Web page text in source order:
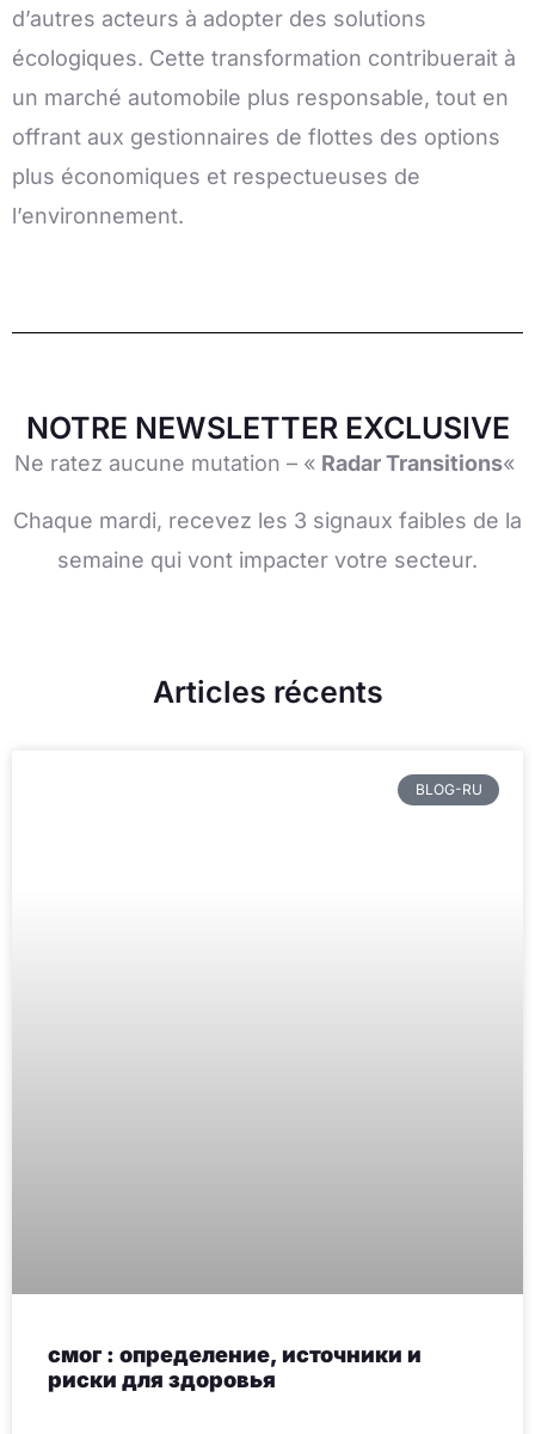
d’autres acteurs à adopter des solutions
écologiques. Cette transformation contribuerait à
un marché automobile plus responsable, tout en
offrant aux gestionnaires de flottes des options
plus économiques et respectueuses de
l’environnement.
NOTRE NEWSLETTER EXCLUSIVE
Ne ratez aucune mutation – « Radar Transitions«
Chaque mardi, recevez les 3 signaux faibles de la
semaine qui vont impacter votre secteur.
Articles récents
BLOG-RU
смог : определение, источники и
риски для здоровья